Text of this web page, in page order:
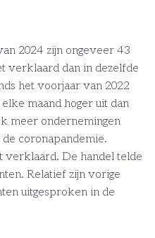
2024 zijn ongeveer 43
verklaard dan in dezelfde
het voorjaar van 2022
maand hoger uit dan
meer ondernemingen
coronapandemie.
verklaard. De handel telde
Relatief zijn vorige
uitgesproken in de